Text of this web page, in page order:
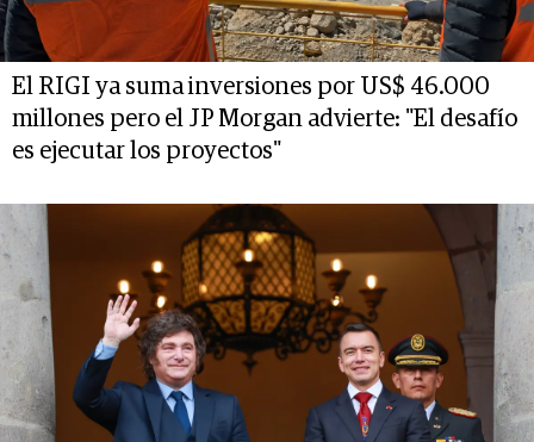
El RIGI ya suma inversiones por US$ 46.000
millones pero el JP Morgan advierte: "El desafío
es ejecutar los proyectos"